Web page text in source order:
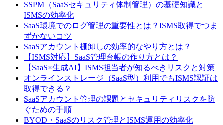
SSPM（SaaSセキュリティ体制管理）の基礎知識と
ISMSの効率化
SaaS環境でのログ管理の重要性とは？ISMS取得でつま
ずかないコツ
SaaSアカウント棚卸しの効率的なやり方とは？
【ISMS対応】SaaS管理台帳の作り方とは？
【SaaS×生成AI】ISMS担当者が知るべきリスクと対策
オンラインストレージ（SaaS型）利用でもISMS認証は
取得できる？
SaaSアカウント管理の課題とセキュリティリスクを防
ぐための手順
BYOD・SaaSのリスク管理とISMS運用の効率化